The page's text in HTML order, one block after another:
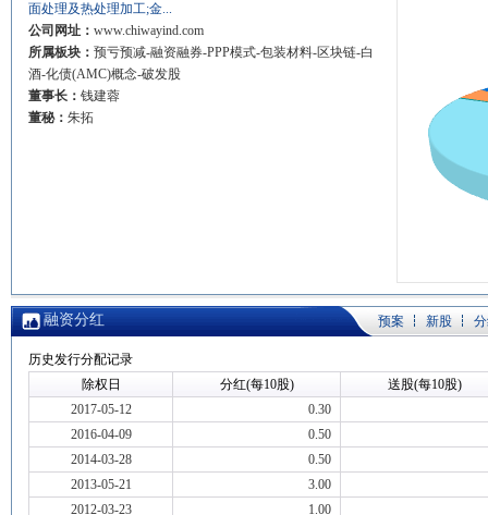
面处理及热处理加工;金...
公司网址： www.chiwayind.com
所属板块： 预亏预减-融资融券-PPP模式-包装材料-区块链-白
酒-化债(AMC)概念-破发股
董事长： 钱建蓉
董秘： 朱拓
融资分红 预案 新股
历史发行分配记录
除权日
分红(每10股)
送股(每10股)
2017-05-12
0.30
2016-04-09
0.50
2014-03-28
0.50
2013-05-21
3.00
2012-03-23
1.00